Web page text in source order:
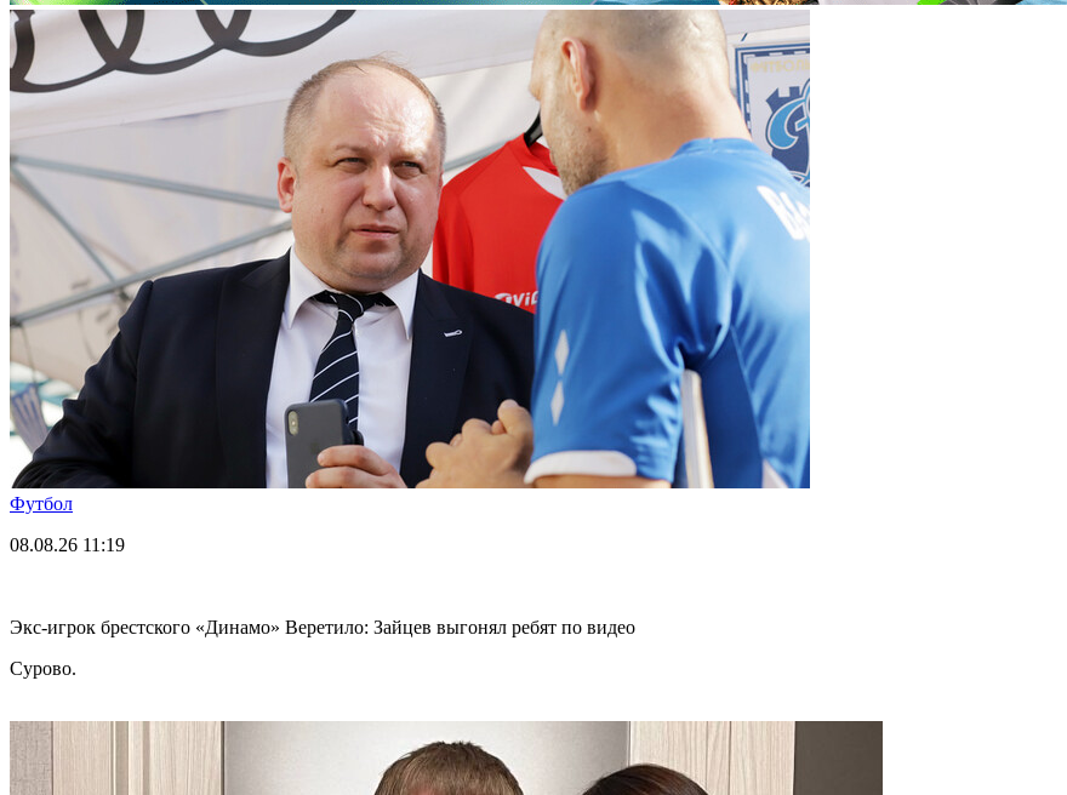
Футбол
08.08.26 11:19
Экс-игрок брестского «Динамо» Веретило: Зайцев выгонял ребят по видео
Сурово.